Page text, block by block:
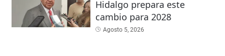
Hidalgo prepara este
cambio para 2028
Agosto 5, 2026